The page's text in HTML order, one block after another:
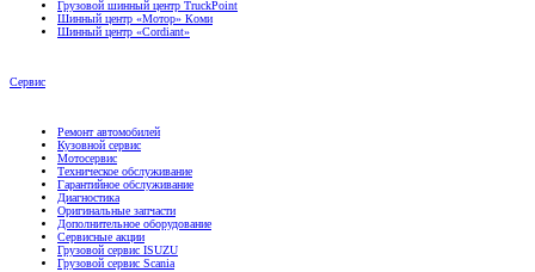
Грузовой шинный центр TruckPoint
Шинный центр «Мотор» Коми
Шинный центр «Cordiant»
Сервис
Ремонт автомобилей
Кузовной сервис
Мотосервис
Техническое обслуживание
Гарантийное обслуживание
Диагностика
Оригинальные запчасти
Дополнительное оборудование
Сервисные акции
Грузовой сервис ISUZU
Грузовой сервис Scania